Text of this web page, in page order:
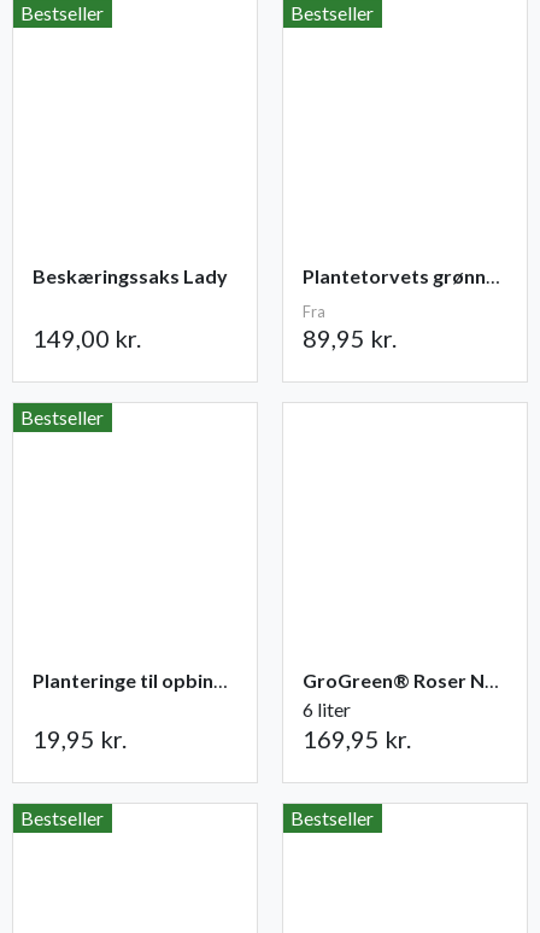
Bestseller
Beskæringssaks Lady
149,00 kr.
Bestseller
Plantetorvets grønne vandingspose 75 liter
Fra
89,95 kr.
Bestseller
Planteringe til opbinding 30 stk
19,95 kr.
GroGreen® Roser NPK 6-2-8 + 2% Mg
6 liter
169,95 kr.
Bestseller Bestseller